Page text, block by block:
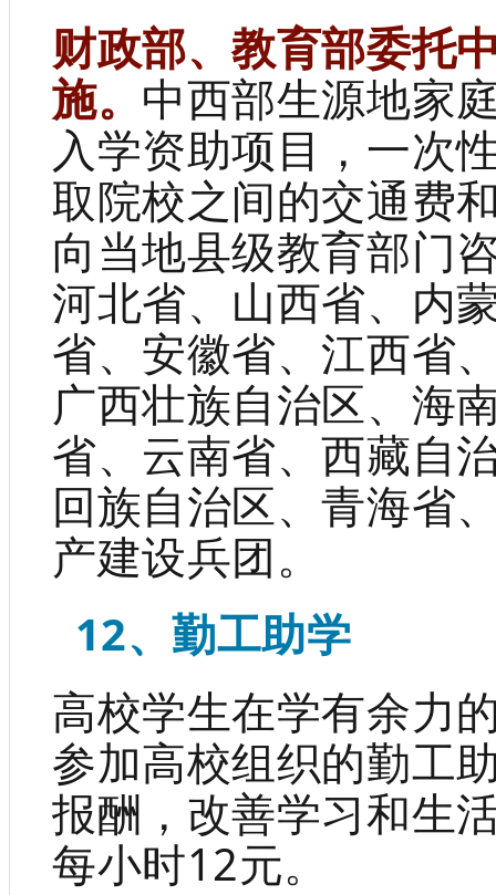
财政部、教育部委托
施。 中西部生源地家
入学资助项目，一次
取院校之间的交通费
向当地县级教育部门
河北省、山西省、内
省、安徽省、江西省
广西壮族自治区、海
省、云南省、西藏自
回族自治区、青海省
产建设兵团。
12、勤工助学
高校学生在学有余力
参加高校组织的勤工
报酬，改善学习和生
每小时12元。